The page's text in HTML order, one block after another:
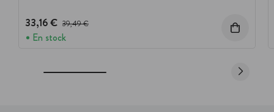
33,16 € Prix avant réduction :
39,49 €
En stock